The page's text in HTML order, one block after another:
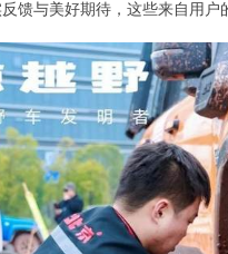
馈与美好期待，这些来自用户